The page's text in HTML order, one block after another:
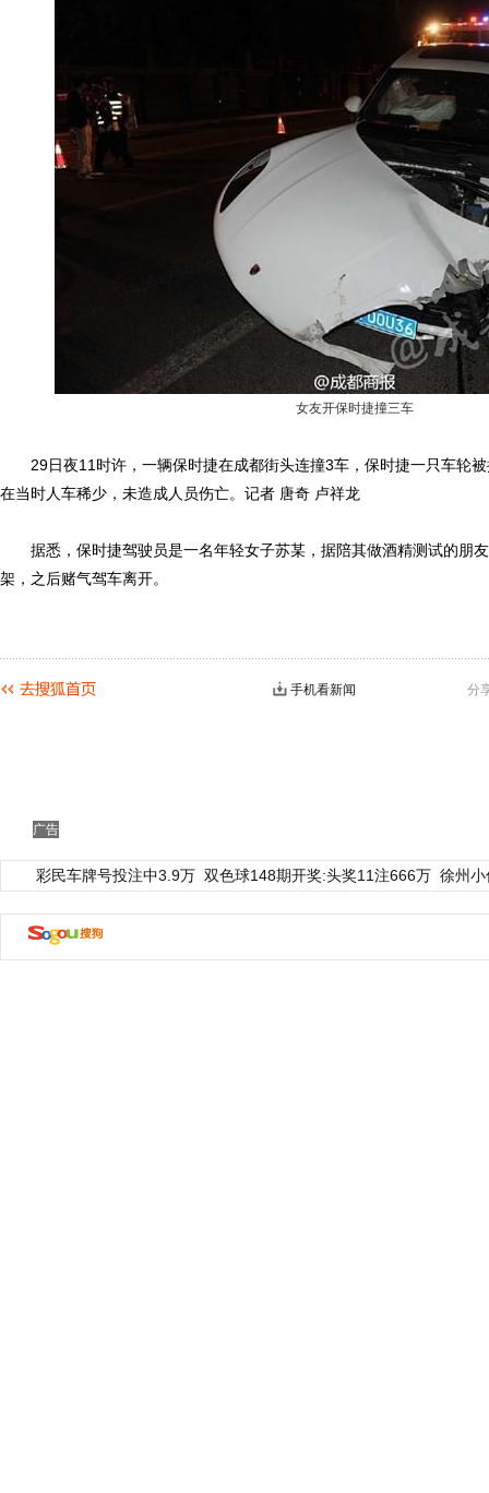
女友开保时捷撞三车
29日夜11时许，一辆保时捷在成都街头连撞3车，保时捷一只车轮被
在当时人车稀少，未造成人员伤亡。记者 唐奇 卢祥龙
据悉，保时捷驾驶员是一名年轻女子苏某，据陪其做酒精测试的朋
架，之后赌气驾车离开。
分
手机看新闻
广告
彩民车牌号投注中3.9万 双色球148期开奖:头奖11注666万 徐州